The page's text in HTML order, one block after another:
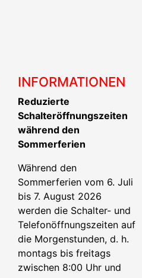
INFORMATIONEN
Reduzierte
Schalteröffnungszeiten
während den
Sommerferien
Während den
Sommerferien vom 6. Juli
bis 7. August 2026
werden die Schalter- und
Telefonöffnungszeiten auf
die Morgenstunden, d. h.
montags bis freitags
zwischen 8:00 Uhr und